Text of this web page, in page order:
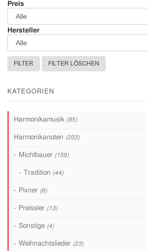
Preis
Hersteller
FILTER LÖSCHEN
KATEGORIEN
Harmonikamusik (85)
Harmonikanoten (203)
Michlbauer (158)
Tradition (44)
Pixner (6)
Preissler (13)
Sonstige (4)
Weihnachtslieder (23)